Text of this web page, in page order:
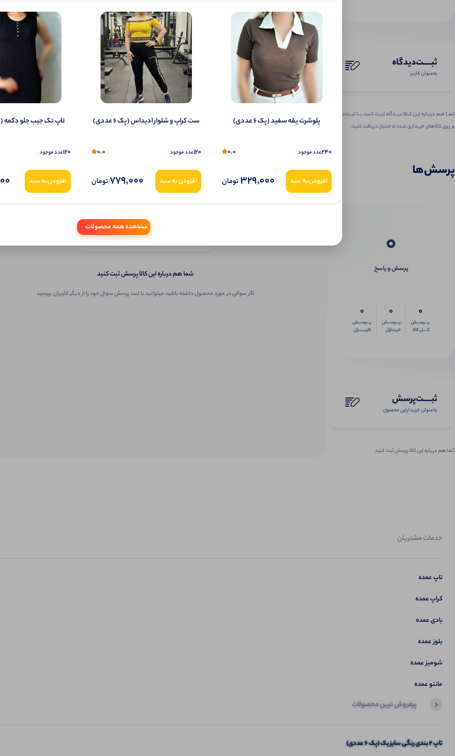
ثبـــــت‌دیدگاه
به‌عنوان کاربر
شمـا هـم دربـاره ایـن کــالا دیــدگاه ثبــت کنید، بــا ثبــت‌دیـدگاه
بر روی کالاهای خریداری شده ۵ امتیاز دریافت کنید.
پرسش‌ها
0
پرسش و پاسخ
0
پـــرســـش
کــــل کالا
0
پـــرســـش
خریداران
0
پـــرســـش
کاربـــــران
ثبـــــت‌پرسش
به‌عنوان ‌خریدار‌این‌ محصول
شما هم درباره این کالا پرسش ثبت کنید
ثبـــــت‌پرسش
به‌عنوان ‌خریدار‌این‌ محصول
شما هم درباره این کالا پرسش ثبت کنید
اگر سوالی در مورد محصول داشته باشید میتوانید با ثبت پرسش سوال خود را از دیگر کاربران بپرسید
خدمات مشتریان
تاپ عمده
کراپ عمده
بادی عمده
بلوز عمده
شومیز عمده
مانتو عمده
پرفروش ترین محصولات
آخرین محصولاتی که بازدید کردید
تاپ 2 بندی رنگی سایز یک (پک 6 عددی)
شلوار الناز (پک 5 عددی)
پلوشرت یقه سفید (پک 6 عددی)
240عدد موجود 0.0
افزودن به سبد 329,000تومان
ست کراپ و شلوار ادیداس (پک 6 عددی)
120عدد موجود 0.0
افزودن به سبد 779,000تومان
تاپ تک جیب جلو دکمه (پک 6
120عدد موجود
افزودن به سبد
مشاهده همه محصولات